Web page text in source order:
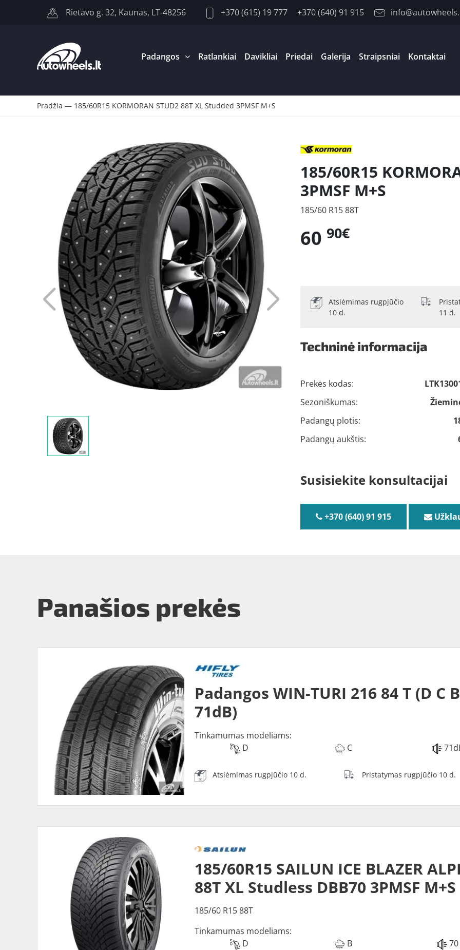
Rietavo g. 32, Kaunas, LT-48256 +370 (615) 19 777 +370 (640) 91 915
Padangos Ratlankiai Davikliai Priedai Galerija Straipsniai Kontaktai
Pradžia — 185/60R15 KORMORAN STUD2 88T XL Studded 3PMSF M+S
185/60R15
3PMSF M+S
185/60 R15 88T
60 90€
Atsiėmimas rugpjūčio
10 d.
11 d.
Techninė informacija
Prekės kodas:
Sezoniškumas:
Padangų plotis:
Padangų aukštis:
Susisiekite konsultacijai
+370 (640) 91 915
Panašios prekės
Padangos WIN-TURI 216 84 T (D C B
71dB)
Tinkamumas modeliams:
D
C
Atsiėmimas rugpjūčio 10 d. Pristatymas rugpjūčio 10 d.
185/60R15 SAILUN ICE BLAZER
88T XL Studless DBB70 3PMSF M+S
185/60 R15 88T
Tinkamumas modeliams:
D
B 70